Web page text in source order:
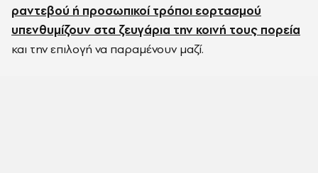
ραντεβού ή προσωπικοί τρόποι εορτασμού
υπενθυμίζουν στα ζευγάρια την κοινή τους πορεία
και την επιλογή να παραμένουν μαζί.